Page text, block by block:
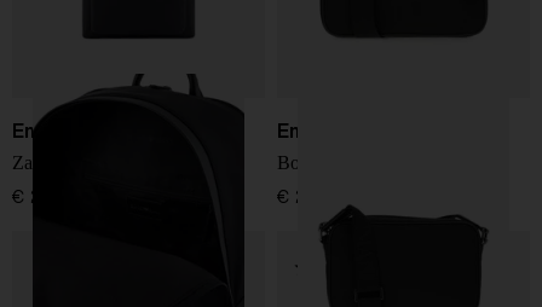
Emporio Armani
Zaino logo
€ 290,00
Emporio Armani
Borsa a tracolla logo
€ 220,00